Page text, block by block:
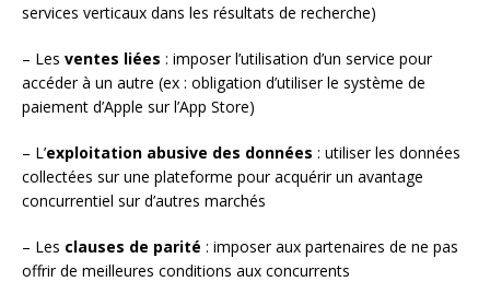
services verticaux dans les résultats de recherche)
– Les ventes liées : imposer l’utilisation d’un service pour
accéder à un autre (ex : obligation d’utiliser le système de
paiement d’Apple sur l’App Store)
– L’exploitation abusive des données : utiliser les données
collectées sur une plateforme pour acquérir un avantage
concurrentiel sur d’autres marchés
– Les clauses de parité : imposer aux partenaires de ne pas
offrir de meilleures conditions aux concurrents